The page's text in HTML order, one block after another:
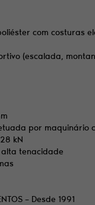
com costuras
(escalada,
por maquinário
kN
tenacidade
– Desde 1991